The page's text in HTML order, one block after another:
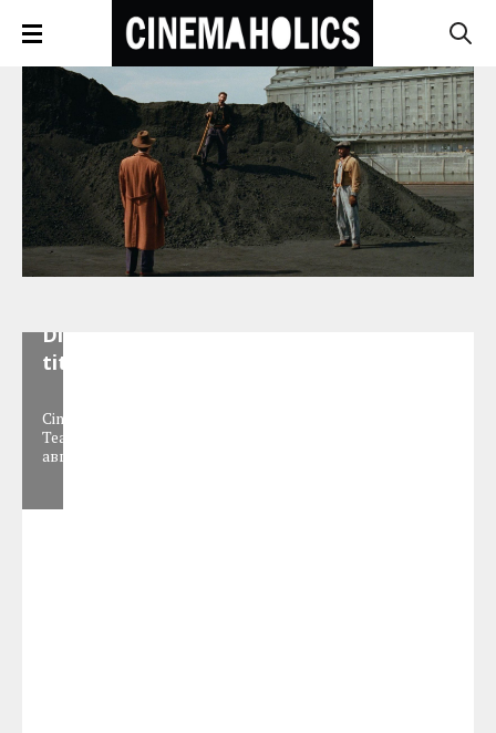
Дары
тамблера:
Disney
titles
Cinemaholics
Team
августа 2014